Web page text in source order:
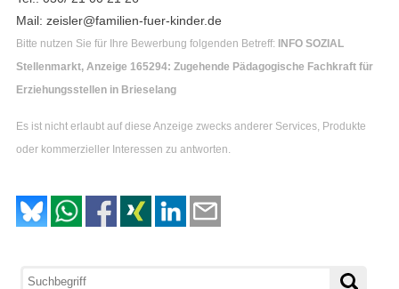
Mail: zeisler@familien-fuer-kinder.de
Bitte nutzen Sie für Ihre Bewerbung folgenden Betreff:
INFO SOZIAL
Stellenmarkt, Anzeige 165294: Zugehende Pädagogische Fachkraft für
Erziehungsstellen in Brieselang
Es ist nicht erlaubt auf diese Anzeige zwecks anderer Services, Produkte
oder kommerzieller Interessen zu antworten.